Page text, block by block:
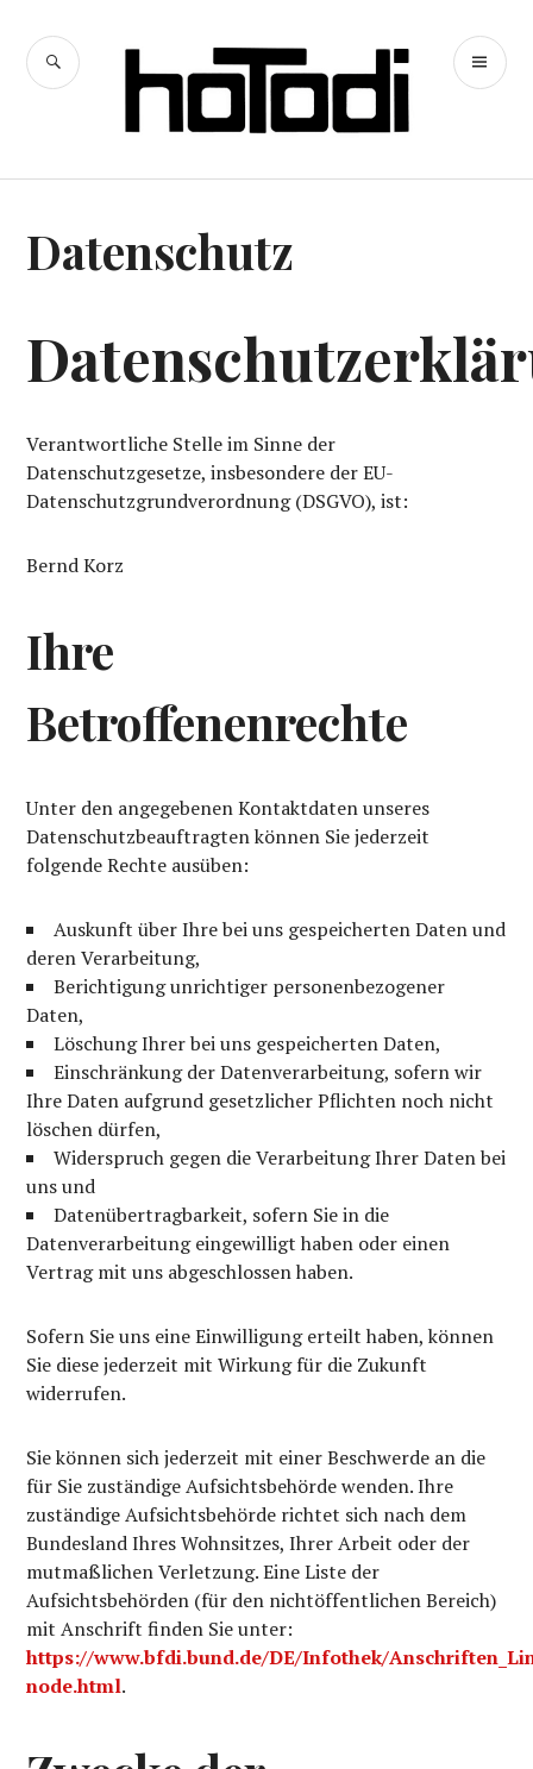
Inhalt
springen
hoTodi
SUCHE
Datenschutz
Verantwortliche Stelle im Sinne der
Datenschutzgesetze, insbesondere der EU-
Datenschutzgrundverordnung (DSGVO), ist:
Bernd Korz
Ihre
Betroffenenrechte
Unter den angegebenen Kontaktdaten unseres
Datenschutzbeauftragten können Sie jederzeit
folgende Rechte ausüben:
Auskunft über Ihre bei uns gespeicherten Daten und
deren Verarbeitung,
Berichtigung unrichtiger personenbezogener
Daten,
Löschung Ihrer bei uns gespeicherten Daten,
Einschränkung der Datenverarbeitung, sofern wir
Ihre Daten aufgrund gesetzlicher Pflichten noch nicht
löschen dürfen,
Widerspruch gegen die Verarbeitung Ihrer Daten bei
uns und
Datenübertragbarkeit, sofern Sie in die
Datenverarbeitung eingewilligt haben oder einen
Vertrag mit uns abgeschlossen haben.
Sofern Sie uns eine Einwilligung erteilt haben, können
Sie diese jederzeit mit Wirkung für die Zukunft
widerrufen.
Sie können sich jederzeit mit einer Beschwerde an die
für Sie zuständige Aufsichtsbehörde wenden. Ihre
zuständige Aufsichtsbehörde richtet sich nach dem
Bundesland Ihres Wohnsitzes, Ihrer Arbeit oder der
mutmaßlichen Verletzung. Eine Liste der
Aufsichtsbehörden (für den nichtöffentlichen Bereich)
mit Anschrift finden Sie unter:
https://www.bfdi.bund.de/DE/Infothek/
node.html.